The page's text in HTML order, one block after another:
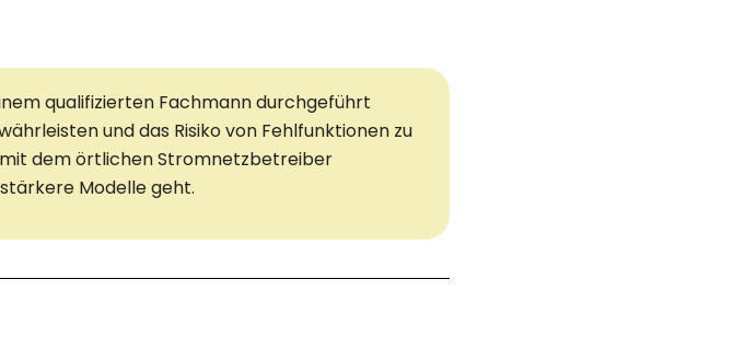
qualifizierten Fachmann durchgeführt
und das Risiko von Fehlfunktionen zu
dem örtlichen Stromnetzbetreiber
Modelle geht.